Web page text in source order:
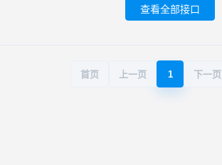
查看全部接口
首页 上一页 1 下一页